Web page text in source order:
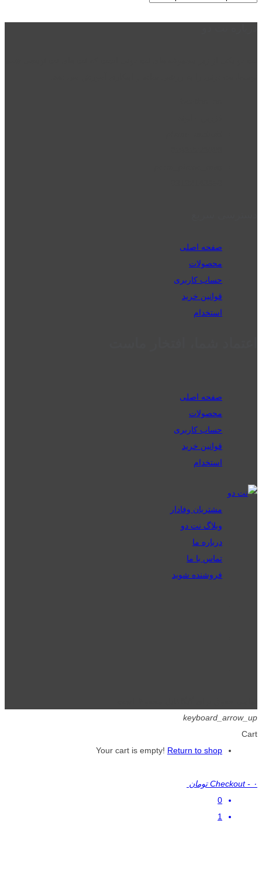
صفحه اصلی
محصولات
حساب کاربری
قوانین خرید
استخدام
صفحه اصلی
محصولات
حساب کاربری
قوانین خرید
استخدام
مشتریان وفادار
وبلاگ نت دو
درباره ما
تماس با ما
فروشنده شوید
keyboard_arrow_up
Cart
Your cart is empty! Return to shop
Checkout - ۰ تومان
0
1